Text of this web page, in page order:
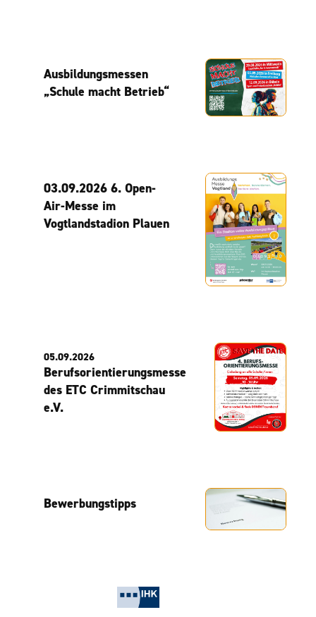
Ausbildungsmessen
„Schule macht Betrieb“
03.09.2026 6. Open-
Air-Messe im
Vogtlandstadion Plauen
05.09.2026
Berufsorientierungsmesse
des ETC Crimmitschau
e.V.
Bewerbungstipps